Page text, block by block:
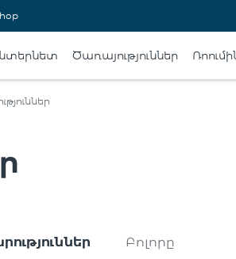
Ծառայություններ
Բոլորը